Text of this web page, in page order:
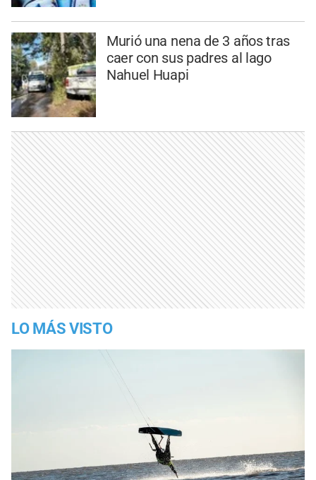
Murió una nena de 3 años tras
caer con sus padres al lago
Nahuel Huapi
LO MÁS VISTO